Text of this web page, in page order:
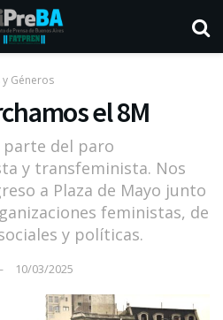
y Géneros
el 8M
parte del paro
y transfeminista. Nos
a Plaza de Mayo junto
feministas, de
y políticas.
10/03/2025